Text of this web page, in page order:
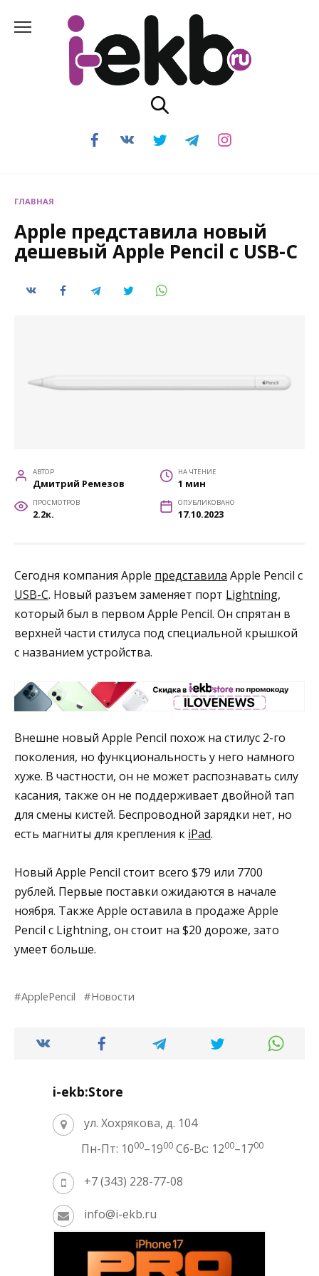
содержанию
ГЛАВНАЯ
Apple представила новый
дешевый Apple Pencil с USB-C
АВТОР
Дмитрий Ремезов
НА ЧТЕНИЕ
1 мин
ПРОСМОТРОВ
2.2к.
ОПУБЛИКОВАНО
17.10.2023
Сегодня компания Apple представила Apple Pencil с
USB-C. Новый разъем заменяет порт Lightning,
который был в первом Apple Pencil. Он спрятан в
верхней части стилуса под специальной крышкой
с названием устройства.
Внешне новый Apple Pencil похож на стилус 2-го
поколения, но функциональность у него намного
хуже. В частности, он не может распознавать силу
касания, также он не поддерживает двойной тап
для смены кистей. Беспроводной зарядки нет, но
есть магниты для крепления к iPad.
Новый Apple Pencil стоит всего $79 или 7700
рублей. Первые поставки ожидаются в начале
ноября. Также Apple оставила в продаже Apple
Pencil с Lightning, он стоит на $20 дороже, зато
умеет больше.
ApplePencil Новости
i-ekb:Store
ул. Хохрякова, д. 104
Пн-Пт: 1000–1900 Сб-Вс: 1200–1700
+7 (343) 228-77-08
info@i-ekb.ru